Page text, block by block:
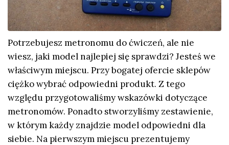
Potrzebujesz metronomu do ćwiczeń, ale nie
wiesz, jaki model najlepiej się sprawdzi? Jesteś we
właściwym miejscu. Przy bogatej ofercie sklepów
ciężko wybrać odpowiedni produkt. Z tego
względu przygotowaliśmy wskazówki dotyczące
metronomów. Ponadto stworzyliśmy zestawienie,
w którym każdy znajdzie model odpowiedni dla
siebie. Na pierwszym miejscu prezentujemy